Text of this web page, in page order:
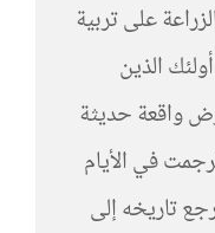
على تربية
الذين
واقعة حديثة
في الأيام
تاريخه إلى